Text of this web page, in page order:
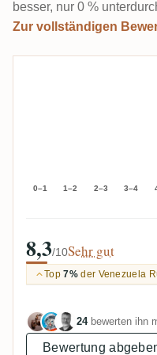
besser, nur 0 %
Zur vollständigen
0–1 1–2 2–3 3–4
8,3/10Sehr gut
Top7%der Venezuela
24bewerten ihn
Bewertung